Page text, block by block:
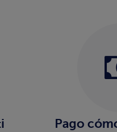
Pago